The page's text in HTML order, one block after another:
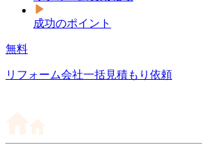
成功のポイント
無料
リフォーム会社一括見積もり依頼